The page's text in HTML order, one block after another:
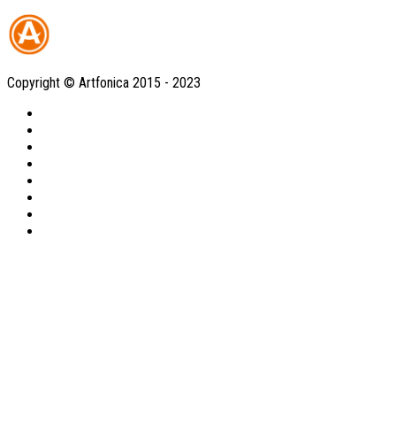
Copyright © Artfonica 2015 - 2023